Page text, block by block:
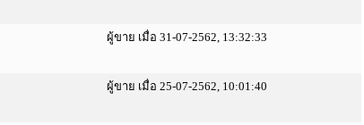
ผู้ขาย เมื่อ 31-07-2562, 13:32:33
ผู้ขาย เมื่อ 25-07-2562, 10:01:40